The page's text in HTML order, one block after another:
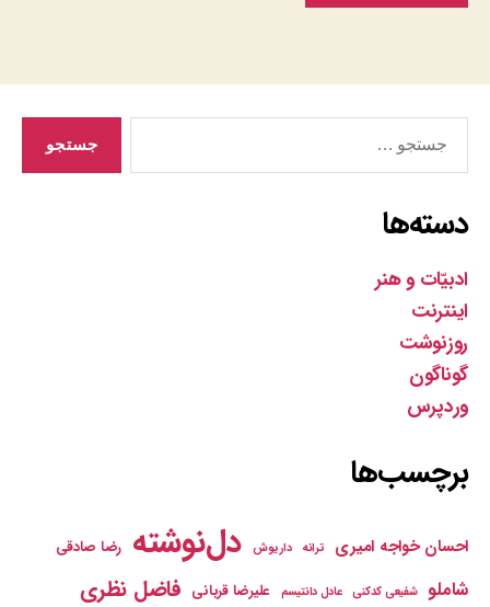
دسته‌ها
ادبیّات و هنر
اینترنت
روزنوشت
گوناگون
وردپرس
برچسب‌ها
احسان خواجه امیری ترانه داریوش دل‌نوشته رضا صادقی
شاملو شفیعی کدکنی عادل دانتیسم علیرضا قربانی فاضل نظری